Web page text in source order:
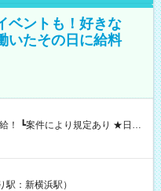
ベントも！好きな
いたその日に給料
の日に現金GET♪ お仕事後はコ
す！ 【試用期間】試
：新横浜駅）